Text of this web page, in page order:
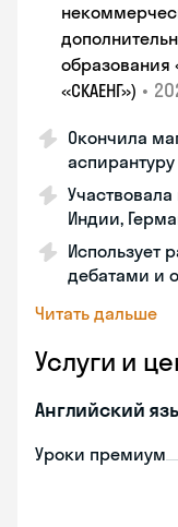
образования
«СКАЕНГ») •
Окончила
Индии,
Использует
дебатами и
Читать дальше
Услуги и
Английский
Уроки премиум